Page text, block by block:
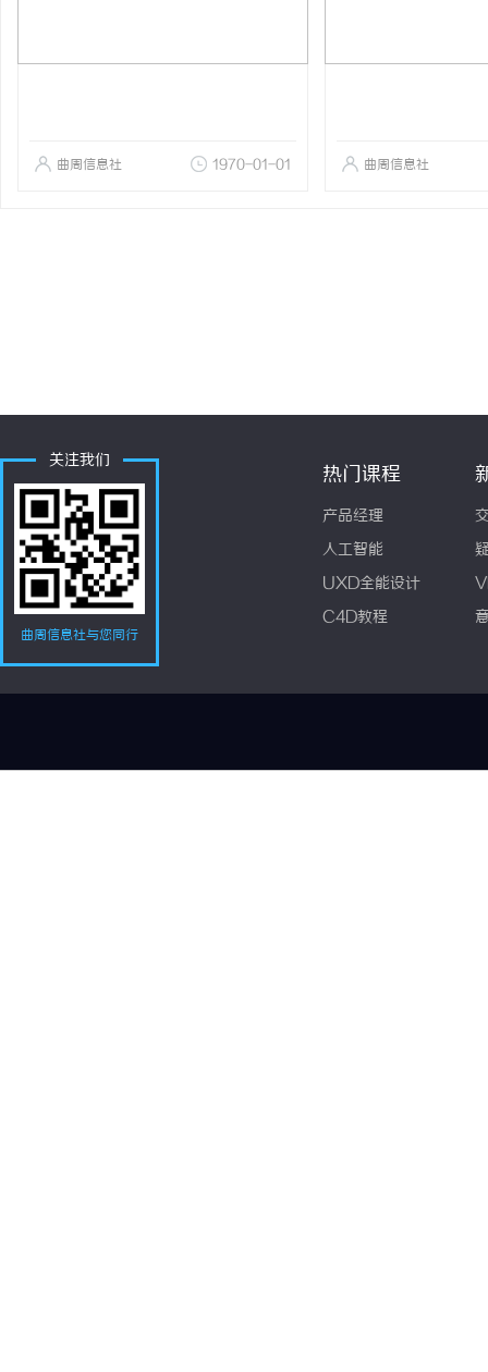
曲周信息社 1970-01-01 曲周信息社
关注我们
曲周信息社与您同行
热门课程
产品经理
人工智能
UXD全能设计
C4D教程